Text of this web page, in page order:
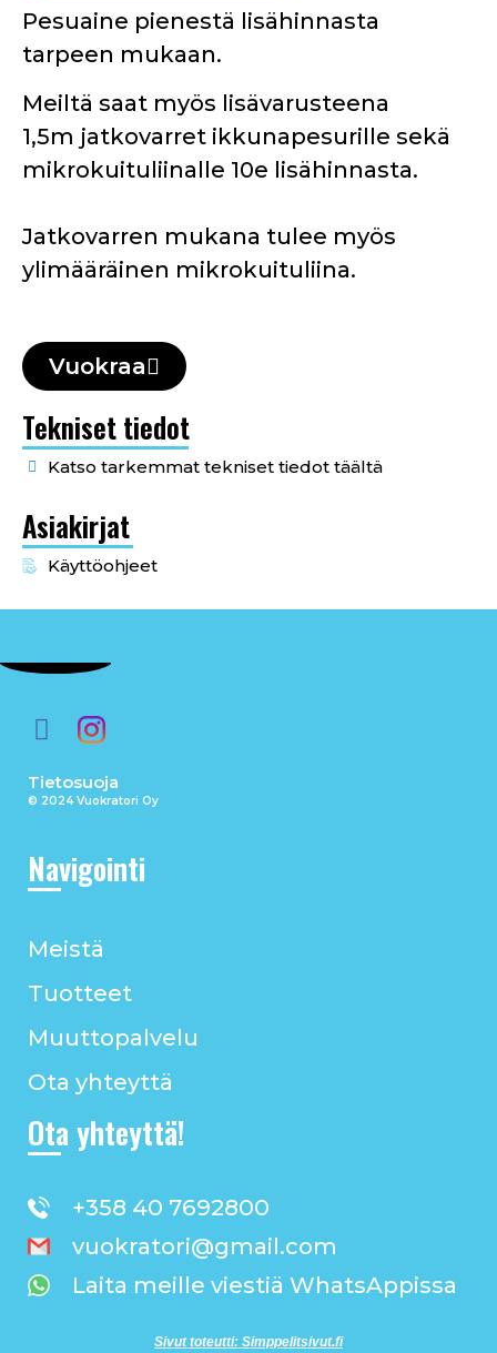
Pesuaine pienestä lisähinnasta
tarpeen mukaan.
Meiltä saat myös lisävarusteena
1,5m jatkovarret ikkunapesurille sekä
mikrokuituliinalle 10e lisähinnasta.
Jatkovarren mukana tulee myös
ylimääräinen mikrokuituliina.
Vuokraa
Tekniset tiedot
Katso tarkemmat tekniset tiedot täältä
Asiakirjat
Käyttöohjeet
Tietosuoja
© 2024 Vuokratori Oy
Navigointi
Meistä
Tuotteet
Muuttopalvelu
Ota yhteyttä
Ota yhteyttä!
+358 40 7692800
vuokratori@gmail.com
Laita meille viestiä WhatsAppissa
Sivut toteutti: Simppelitsivut.fi